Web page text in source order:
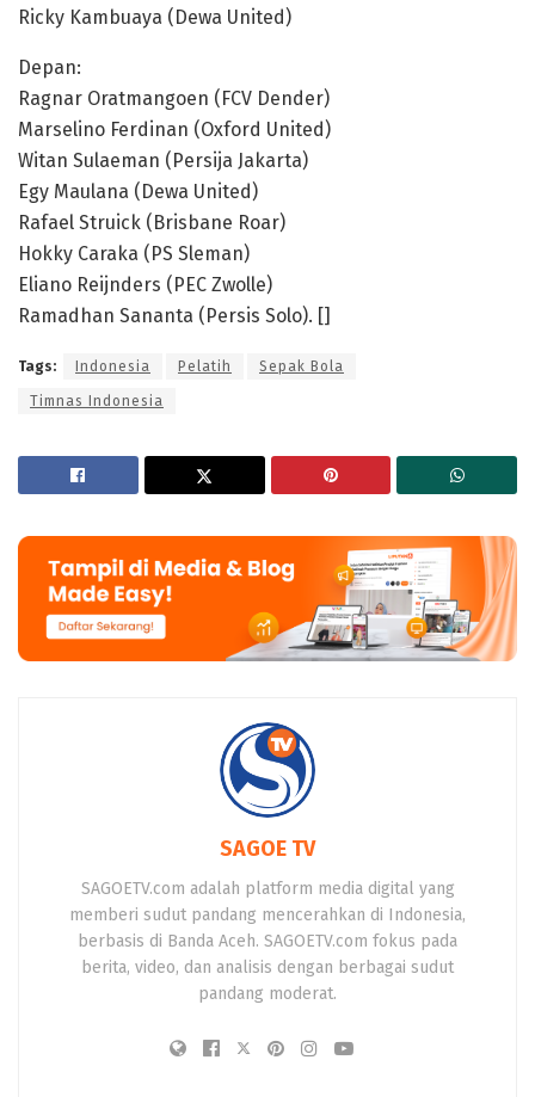
Ricky Kambuaya (Dewa United)
Depan:
Ragnar Oratmangoen (FCV Dender)
Marselino Ferdinan (Oxford United)
Witan Sulaeman (Persija Jakarta)
Egy Maulana (Dewa United)
Rafael Struick (Brisbane Roar)
Hokky Caraka (PS Sleman)
Eliano Reijnders (PEC Zwolle)
Ramadhan Sananta (Persis Solo). []
Tags: Indonesia Pelatih Sepak Bola
Timnas Indonesia
SAGOE TV
SAGOETV.com adalah platform media digital yang
memberi sudut pandang mencerahkan di Indonesia,
berbasis di Banda Aceh. SAGOETV.com fokus pada
berita, video, dan analisis dengan berbagai sudut
pandang moderat.